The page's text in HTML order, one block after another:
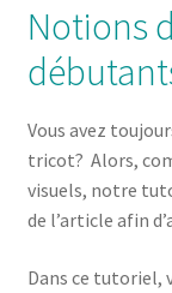
Notions
Vous avez
tricot? Alors,
visuels, notre
de l’article afin
Dans ce tutoriel,